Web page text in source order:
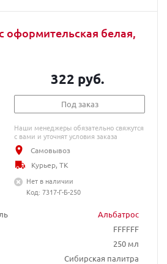
оформительская белая,
Альбатрос
FFFFFF
250 мл
Сибирская палитра
322 руб.
Под заказ
Наши менеджеры обязательно свяжутся
с вами и уточнят условия заказа
Самовывоз
Курьер, ТК
Нет в наличии
Код: 7317-Г-Б-250